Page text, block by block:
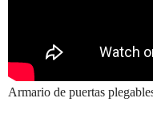
Armario de puertas